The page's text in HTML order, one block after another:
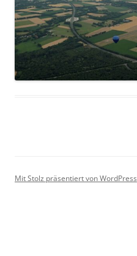
Mit Stolz präsentiert von WordPress